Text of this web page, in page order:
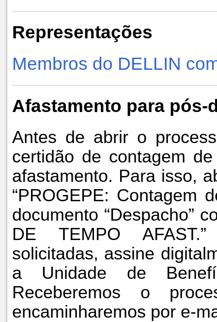
Representações
Membros do DELLIN
Afastamento para
Antes de abrir o
certidão de contagem
afastamento. Para isso,
“PROGEPE: Contagem
documento “Despacho”
DE TEMPO
solicitadas, assine
a Unidade de
Receberemos o
encaminharemos por e-